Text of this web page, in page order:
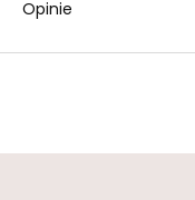
Opinie